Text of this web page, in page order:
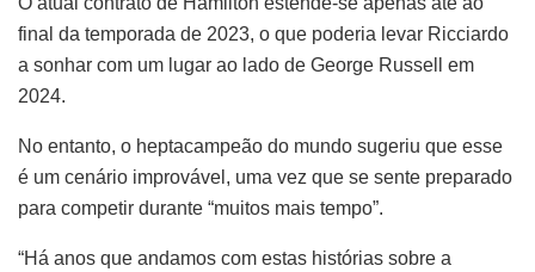
final da temporada de 2023, o que poderia levar Ricciardo
a sonhar com um lugar ao lado de George Russell em
2024.
No entanto, o heptacampeão do mundo sugeriu que esse
é um cenário improvável, uma vez que se sente preparado
para competir durante “muitos mais tempo”.
“Há anos que andamos com estas histórias sobre a